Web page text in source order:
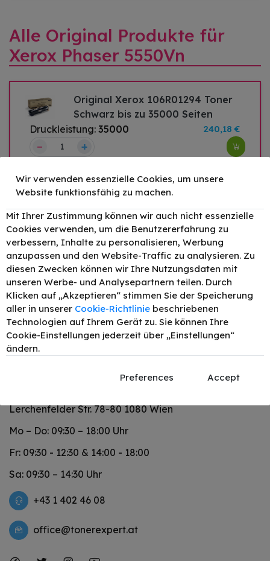
Alle Original Produkte für
Xerox Phaser 5550Vn
Original Xerox 106R01294 Toner
Schwarz bis zu 35000 Seiten
Druckleistung: 35000 240,18 €
– +
Original Xerox 113R00670
Bildtrommel (Drum-Unit) bis zu
60000 Seiten
Druckleistung:60000 526,48 €
– +
Lerchenfelder Str. 78-80 1080 Wien
Mo – Do: 09:30 – 18:00 Uhr
Fr: 09:30 - 12:30 & 14:00 - 18:00
Sa: 09:30 – 14:30 Uhr
+43 1 402 46 08
office@tonerexpert.at
Wir verwenden essenzielle Cookies, um unsere
Website funktionsfähig zu machen.
Mit Ihrer Zustimmung können wir auch nicht essenzielle
Cookies verwenden, um die Benutzererfahrung zu
verbessern, Inhalte zu personalisieren, Werbung
anzupassen und den Website-Traffic zu analysieren. Zu
diesen Zwecken können wir Ihre Nutzungsdaten mit
unseren Werbe- und Analysepartnern teilen. Durch
Klicken auf „Akzeptieren“ stimmen Sie der Speicherung
aller in unserer Cookie-Richtlinie beschriebenen
Technologien auf Ihrem Gerät zu. Sie können Ihre
Cookie-Einstellungen jederzeit über „Einstellungen“
ändern.
Preferences Accept